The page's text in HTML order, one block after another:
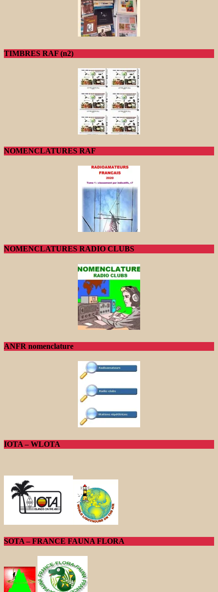
TIMBRES RAF (n2)
NOMENCLATURES RAF
NOMENCLATURES RADIO CLUBS
ANFR nomenclature
IOTA – WLOTA
SOTA – FRANCE FAUNA FLORA